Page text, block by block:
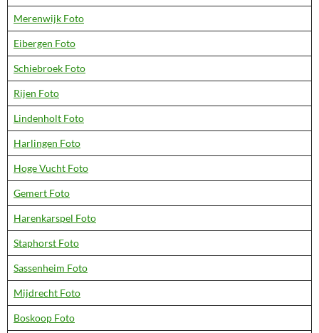
Merenwijk Foto
Eibergen Foto
Schiebroek Foto
Rijen Foto
Lindenholt Foto
Harlingen Foto
Hoge Vucht Foto
Gemert Foto
Harenkarspel Foto
Staphorst Foto
Sassenheim Foto
Mijdrecht Foto
Boskoop Foto